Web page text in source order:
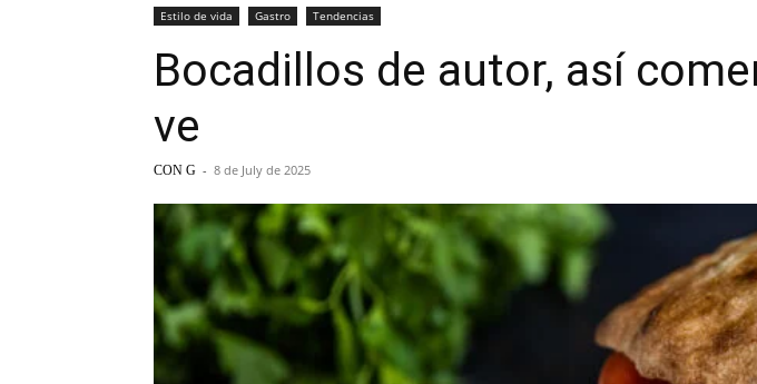
Estilo de vida Gastro Tendencias
Bocadillos de autor, así
ve
CON G - 8 de July de 2025